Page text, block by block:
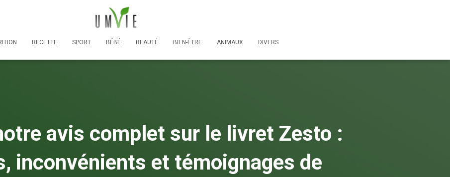
RECETTE SPORT BÉBÉ BEAUTÉ BIEN-ÊTRE ANIMAUX DIVERS
avis complet sur le livret Zesto :
inconvénients et témoignages de